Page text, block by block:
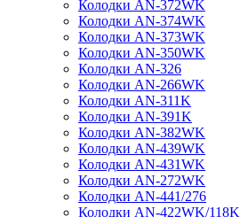
Колодки AN-372WK
Колодки AN-374WK
Колодки AN-373WK
Колодки AN-350WK
Колодки AN-326
Колодки AN-266WK
Колодки AN-311K
Колодки AN-391K
Колодки AN-382WK
Колодки AN-439WK
Колодки AN-431WK
Колодки AN-272WK
Колодки AN-441/276
Колодки AN-422WK/118K